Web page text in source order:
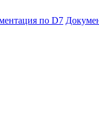
по D7